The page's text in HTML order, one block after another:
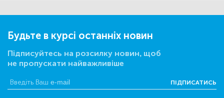
Будьте в курсі останніх новин
Підписуйтесь на розсилку новин, щоб
не пропускати найважливіше
ПІДПИСАТИСЬ